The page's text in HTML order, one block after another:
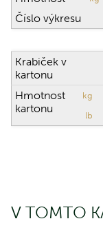
Číslo výkresu
Krabiček v
kartonu
Hmotnost
kartonu
kg
lb
V TOMTO